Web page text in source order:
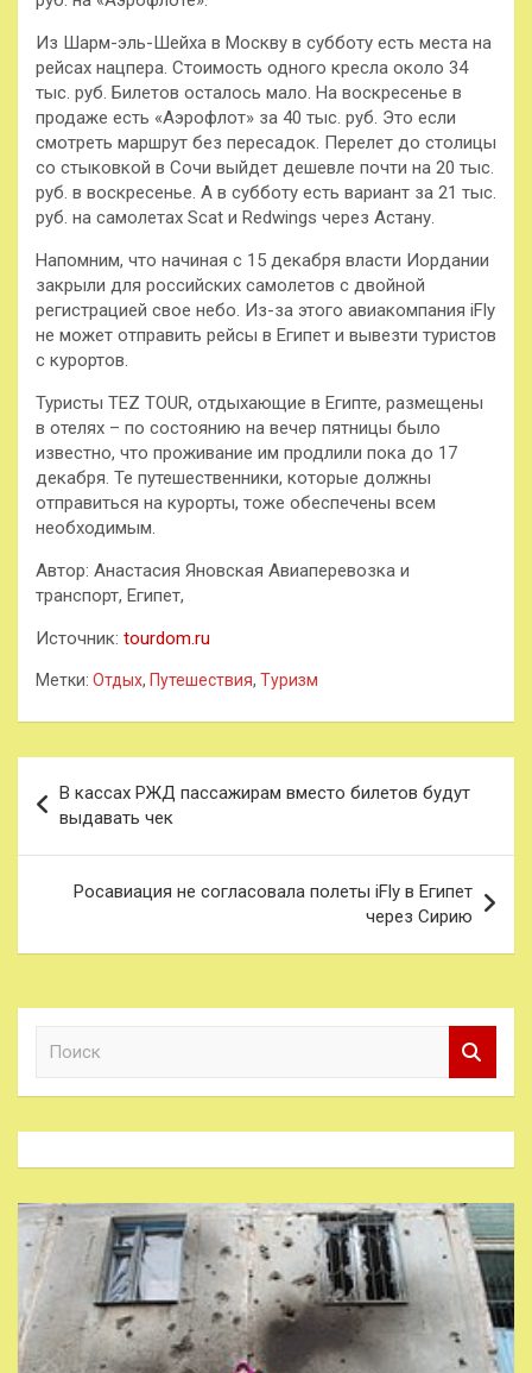
Из Шарм-эль-Шейха в Москву в субботу есть места на
рейсах нацпера. Стоимость одного кресла около 34
тыс. руб. Билетов осталось мало. На воскресенье в
продаже есть «Аэрофлот» за 40 тыс. руб. Это если
смотреть маршрут без пересадок. Перелет до столицы
со стыковкой в Сочи выйдет дешевле почти на 20 тыс.
руб. в воскресенье. А в субботу есть вариант за 21 тыс.
руб. на самолетах Scat и Redwings через Астану.
Напомним, что начиная с 15 декабря власти Иордании
закрыли для российских самолетов с двойной
регистрацией свое небо. Из-за этого авиакомпания iFly
не может отправить рейсы в Египет и вывезти туристов
с курортов.
Туристы TEZ TOUR, отдыхающие в Египте, размещены
в отелях – по состоянию на вечер пятницы было
известно, что проживание им продлили пока до 17
декабря. Те путешественники, которые должны
отправиться на курорты, тоже обеспечены всем
необходимым.
Автор: Анастасия Яновская Авиаперевозка и
транспорт, Египет,
Источник: tourdom.ru
Метки: Отдых, Путешествия, Туризм
по
записям
В кассах РЖД пассажирам вместо билетов будут
выдавать чек
Росавиация не согласовала полеты iFly в Египет
через Сирию
к